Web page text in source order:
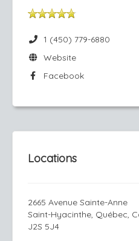
1 (450) 779-6880
Website
Facebook
Locations
2665 Avenue Sainte-Anne
Saint-Hyacinthe, Québec,
J2S 5J4